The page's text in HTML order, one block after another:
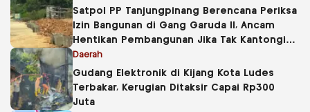
Satpol PP Tanjungpinang Berencana Periksa
Izin Bangunan di Gang Garuda II, Ancam
Hentikan Pembangunan Jika Tak Kantongi
PBG
Daerah
Gudang Elektronik di Kijang Kota Ludes
Terbakar, Kerugian Ditaksir Capai Rp300
Juta